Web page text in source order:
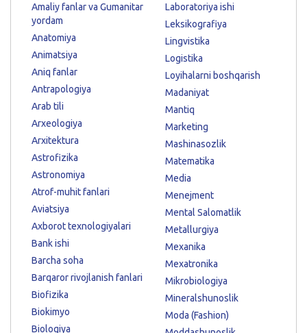
Amaliy fanlar va Gumanitar
yordam
Anatomiya
Animatsiya
Aniq fanlar
Antrapologiya
Arab tili
Arxeologiya
Arxitektura
Astrofizika
Astronomiya
Atrof-muhit fanlari
Aviatsiya
Axborot texnologiyalari
Bank ishi
Barcha soha
Barqaror rivojlanish fanlari
Biofizika
Biokimyo
Biologiya
Laboratoriya ishi
Leksikografiya
Lingvistika
Logistika
Loyihalarni boshqarish
Madaniyat
Mantiq
Marketing
Mashinasozlik
Matematika
Media
Menejment
Mental Salomatlik
Metallurgiya
Mexanika
Mexatronika
Mikrobiologiya
Mineralshunoslik
Moda (Fashion)